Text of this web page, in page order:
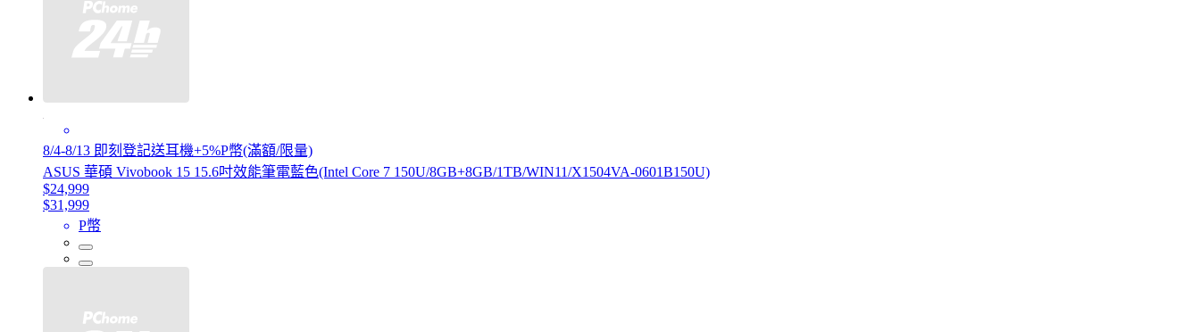
8/4-8/13 即刻登記送耳機+5%P幣(滿額/限量)
ASUS 華碩 Vivobook 15 15.6吋效能筆電藍色(Intel Core 7 150U/8GB+8GB/1TB/WIN11/X1504VA-0601B150U)
$24,999
$31,999
P幣